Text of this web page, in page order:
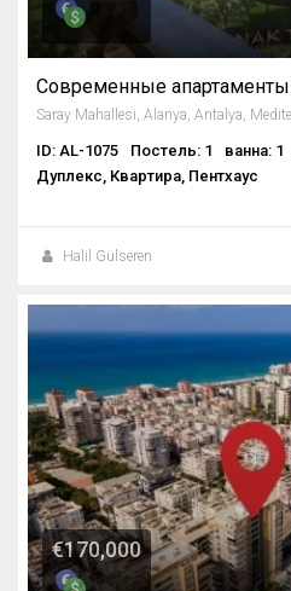
ID: AL-1075 Постель: 1 ванна: 1
Дуплекс, Квартира, Пентхаус
Halil Gülseren
€170,000